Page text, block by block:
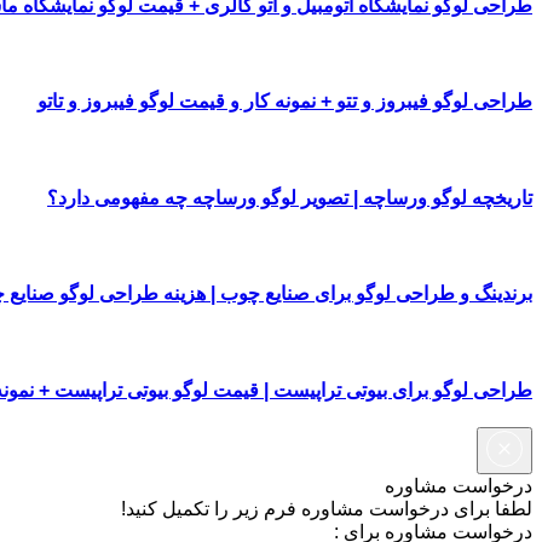
طراحی لوگو نمایشگاه اتومبیل و اتو گالری + قیمت لوگو نمایشگاه
طراحی لوگو فیبروز و تتو + نمونه کار و قیمت لوگو فیبروز و تاتو
تاریخچه لوگو ورساچه | تصویر لوگو ورساچه چه مفهومی دارد؟
برندینگ و طراحی لوگو برای صنایع چوب | هزینه طراحی لوگو
طراحی لوگو برای بیوتی تراپیست | قیمت لوگو بیوتی تراپیست +
درخواست مشاوره
لطفا برای درخواست مشاوره فرم زیر را تکمیل کنید!
درخواست مشاوره برای :